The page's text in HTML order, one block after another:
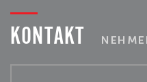
KONTAKT